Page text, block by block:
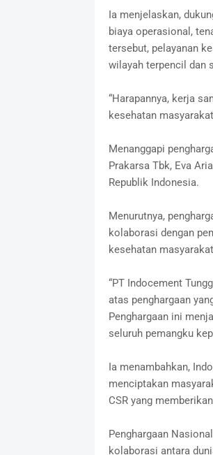
Ia menjelaskan,
biaya operasional,
tersebut, pelayanan
wilayah terpencil dan
“Harapannya, kerja
kesehatan
Menanggapi
Prakarsa Tbk, Eva
Republik Indonesia.
Menurutnya,
kolaborasi dengan
kesehatan
“PT Indocement
atas penghargaan
Penghargaan ini
seluruh pemangku
Ia menambahkan,
menciptakan
CSR yang
Penghargaan
kolaborasi antara